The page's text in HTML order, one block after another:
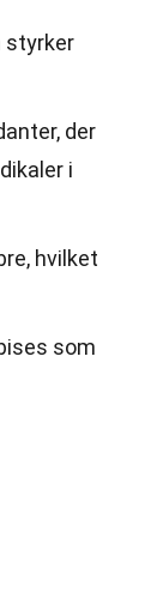
styrker
der
i
hvilket
som